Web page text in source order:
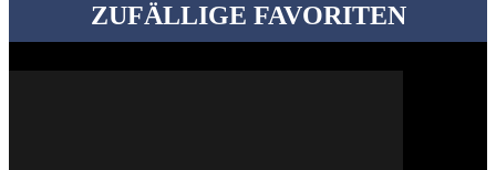
ZUFÄLLIGE FAVORITEN